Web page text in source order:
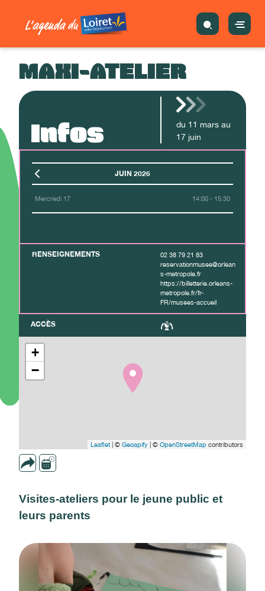
MAXI-ATELIER
Infos du 11 mars au
17 juin
JUIN 2026
Mercredi 17 14:00 - 15:30
RENSEIGNEMENTS
02 38 79 21 83
reservationmusee@orlean
s-metropole.fr
https://billetterie.orleans-
metropole.fr/fr-
FR/musees-accueil
ACCÈS
+
−
Leaflet| © Geoapify | © OpenStreetMap contributors
Visites-ateliers pour le jeune public et
leurs parents